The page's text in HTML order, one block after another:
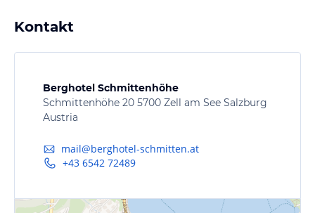
Kontakt
Berghotel Schmittenhöhe
Schmittenhöhe 20 5700 Zell am See Salzburg
Austria
mail@berghotel-schmitten.at
+43 6542 72489